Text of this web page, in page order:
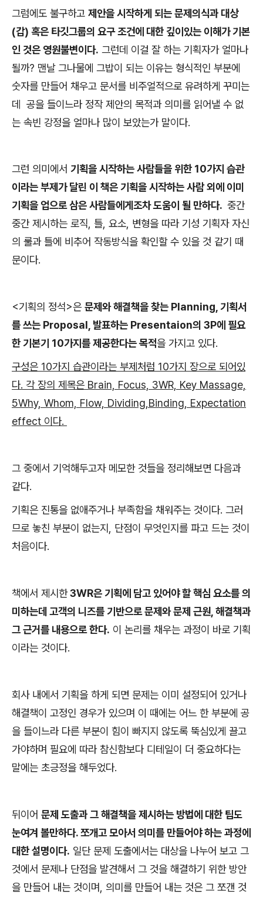
그럼에도 불구하고 제안을 시작하게 되는 문제의식과 대상
(갑) 혹은 타깃그룹의 요구 조건에 대한 깊이있는 이해가 기본
인 것은 영원불변이다. 그런데 이걸 잘 하는 기획자가 얼마나
될까? 맨날 그나물에 그밥이 되는 이유는 형식적인 부분에
숫자를 만들어 채우고 문서를 비주얼적으로 유려하게 꾸미는
데 공을 들이느라 정작 제안의 목적과 의미를 읽어낼 수 없
는 속빈 강정을 얼마나 많이 보았는가 말이다.
그런 의미에서 기획을 시작하는 사람들을 위한 10가지 습관
이라는 부제가 달린 이 책은 기획을 시작하는 사람 외에 이미
기획을 업으로 삼은 사람들에게조차 도움이 될 만하다. 중간
중간 제시하는 로직, 틀, 요소, 변형을 따라 기성 기획자 자신
의 룰과 틀에 비추어 작동방식을 확인할 수 있을 것 같기 때
문이다.
<기획의 정석>은 문제와 해결책을 찾는 Planning, 기획서
를 쓰는 Proposal, 발표하는 Presentaion의 3P에 필요
한 기본기 10가지를 제공한다는 목적을 가지고 있다.
구성은 10가지 습관이라는 부제처럼 10가지 장으로 되어있
다. 각 장의 제목은 Brain, Focus, 3WR, Key Massage,
5Why, Whom, Flow, Dividing,Binding, Expectation
effect 이다.
그 중에서 기억해두고자 메모한 것들을 정리해보면 다음과
같다.
기획은 진통을 없애주거나 부족함을 채워주는 것이다. 그러
므로 놓친 부분이 없는지, 단점이 무엇인지를 파고 드는 것이
처음이다.
책에서 제시한3WR은 기획에 담고 있어야 할 핵심 요소를 의
미하는데 고객의 니즈를 기반으로 문제와 문제 근원, 해결책과
그 근거를 내용으로 한다. 이 논리를 채우는 과정이 바로 기획
이라는 것이다.
회사 내에서 기획을 하게 되면 문제는 이미 설정되어 있거나
해결책이 고정인 경우가 있으며 이 때에는 어느 한 부분에 공
을 들이느라 다른 부분이 힘이 빠지지 않도록 뚝심있게 끌고
가야하며 필요에 따라 참신함보다 디테일이 더 중요하다는
말에는 초긍정을 해두었다.
뒤이어 문제 도출과 그 해결책을 제시하는 방법에 대한 팁도
눈여겨 볼만하다. 쪼개고 모아서 의미를 만들어야 하는 과정에
대한 설명이다. 일단 문제 도출에서는 대상을 나누어 보고 그
것에서 문제나 단점을 발견해서 그 것을 해결하기 위한 방안
을 만들어 내는 것이며, 의미를 만들어 내는 것은 그 쪼갠 것